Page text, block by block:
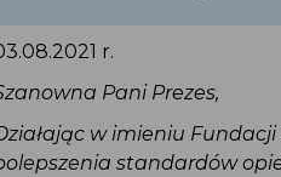
03.08.2021 r.
Szanowna Pani Prezes,
Działając w imieniu
polepszenia standardów